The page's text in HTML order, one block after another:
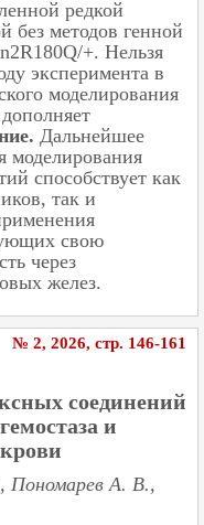
редкой
без методов генной
+. Нельзя
эксперимента в
моделирования
Дальнейшее
моделирования
способствует как
так и
свою
через
желез.
соединений
и
Пономарев А. В.,
№ 2, 2026, cтр. 146-161